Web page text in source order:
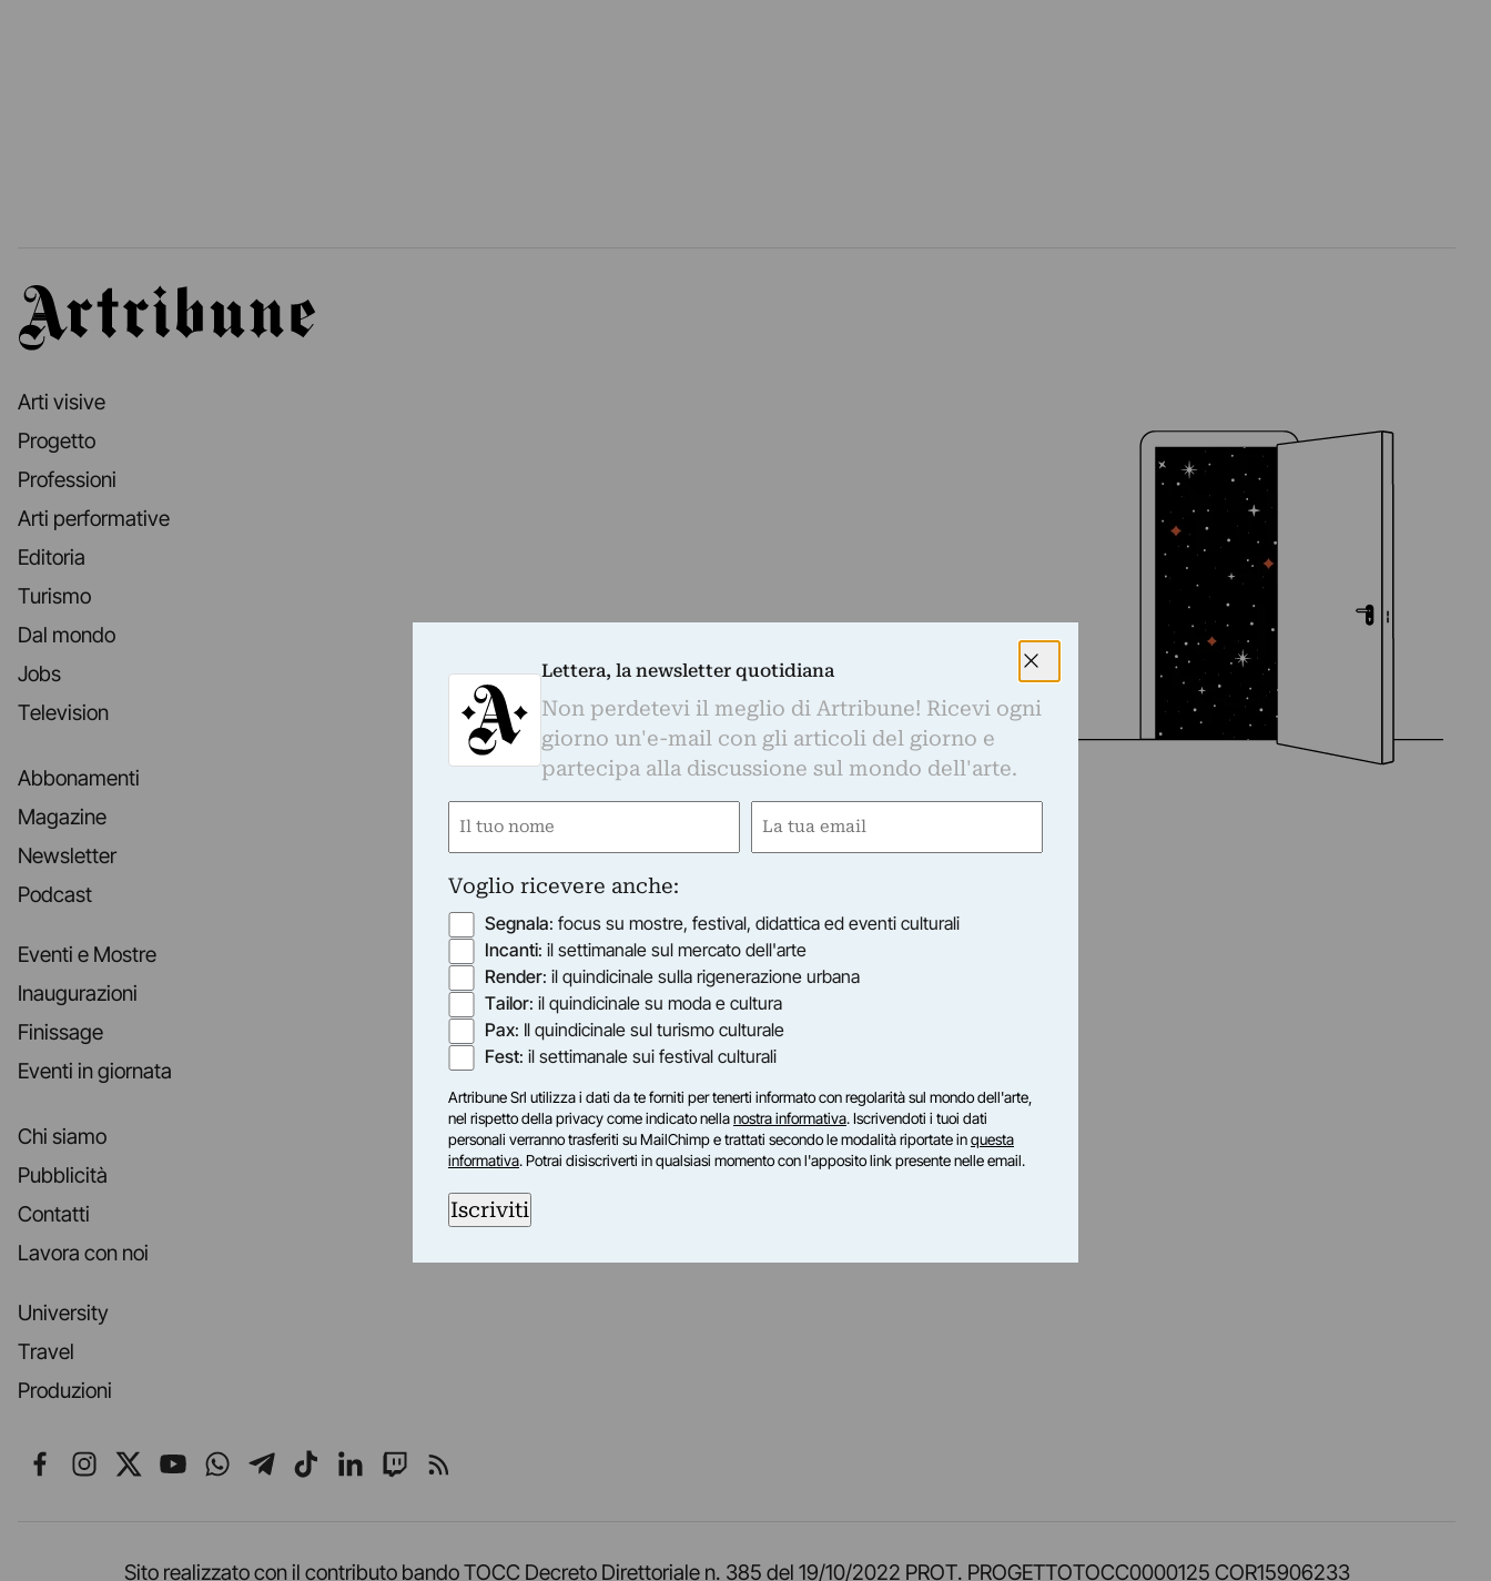
Artribune
Arti visive
Progetto
Professioni
Arti performative
Editoria
Turismo
Dal mondo
Jobs
Television
Abbonamenti
Magazine
Newsletter
Podcast
Eventi e Mostre
Inaugurazioni
Finissage
Eventi in giornata
Chi siamo
Pubblicità
Contatti
Lavora con noi
University
Travel
Produzioni
Seguici su Facebook
Seguici su Instagram
Seguici su X
Seguici su YouTube
Seguici su WhatsApp
Seguici su Telegram
Seguici su TikTok
Seguici su LinkedIn
Seguici su Twitch
Seguici su Rss
Sito realizzato con il contributo bando TOCC Decreto Direttoriale n. 385 del 19/10/2022 PROT. PROGETTOTOCC0000125 COR15906233
Lettera, la newsletter quotidiana
Non perdetevi il meglio di Artribune! Ricevi ogni
giorno un'e-mail con gli articoli del giorno e
partecipa alla discussione sul mondo dell'arte.
Nome
Email
Voglio ricevere anche:
Segnala: focus su mostre, festival, didattica ed eventi culturali
Incanti: il settimanale sul mercato dell'arte
Render: il quindicinale sulla rigenerazione urbana
Tailor: il quindicinale su moda e cultura
Pax: Il quindicinale sul turismo culturale
Fest: il settimanale sui festival culturali
Artribune Srl utilizza i dati da te forniti per tenerti informato con regolarità sul mondo dell'arte,
nel rispetto della privacy come indicato nellanostra informativa. Iscrivendoti i tuoi dati
personali verranno trasferiti su MailChimp e trattati secondo le modalità riportate inquesta
informativa. Potrai disiscriverti in qualsiasi momento con l'apposito link presente nelle email.
Iscriviti